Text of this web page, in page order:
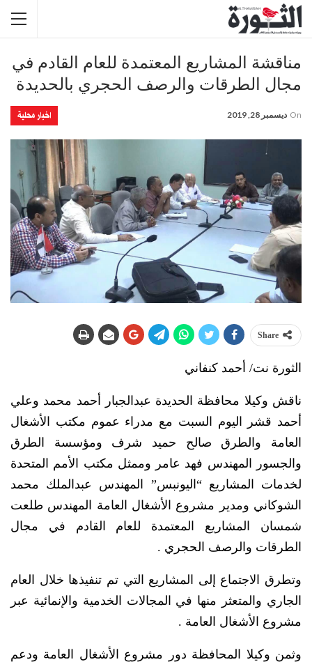
مناقشة المشاريع المعتمدة للعام القادم في
مجال الطرقات والرصف الحجري بالحديدة
اخبار محلية On ديسمبر 28, 2019
Share
الثورة نت/ أحمد كنفاني
ناقش وكيلا محافظة الحديدة عبدالجبار أحمد محمد وعلي
أحمد قشر اليوم السبت مع مدراء عموم مكتب الأشغال
العامة والطرق صالح حميد شرف ومؤسسة الطرق
والجسور المهندس فهد عامر وممثل مكتب الأمم المتحدة
لخدمات المشاريع “اليونبس” المهندس عبدالملك محمد
الشوكاني ومدير مشروع الأشغال العامة المهندس طلعت
شمسان المشاريع المعتمدة للعام القادم في مجال
الطرقات والرصف الحجري .
وتطرق الاجتماع إلى المشاريع التي تم تنفيذها خلال العام
الجاري والمتعثر منها في المجالات الخدمية والإنمائية عبر
مشروع الأشغال العامة .
وثمن وكيلا المحافظة دور مشروع الأشغال العامة ودعم